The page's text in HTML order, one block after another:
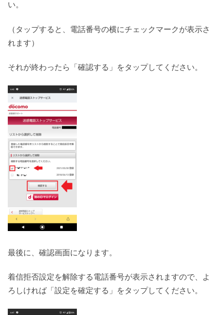
い。
（タップすると、電話番号の横にチェックマークが表示さ
れます）
それが終わったら「確認する」をタップしてください。
最後に、確認画面になります。
着信拒否設定を解除する電話番号が表示されますので、よ
ろしければ「設定を確定する」をタップしてください。